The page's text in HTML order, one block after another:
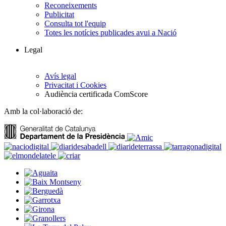
Reconeixements
Publicitat
Consulta tot l'equip
Totes les notícies publicades avui a Nació
Legal
Avís legal
Privacitat i Cookies
Audiència certificada ComScore
Amb la col·laboració de: